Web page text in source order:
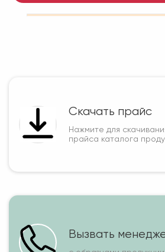
Скачать прайс
Нажмите для
прайса каталога
Вызвать